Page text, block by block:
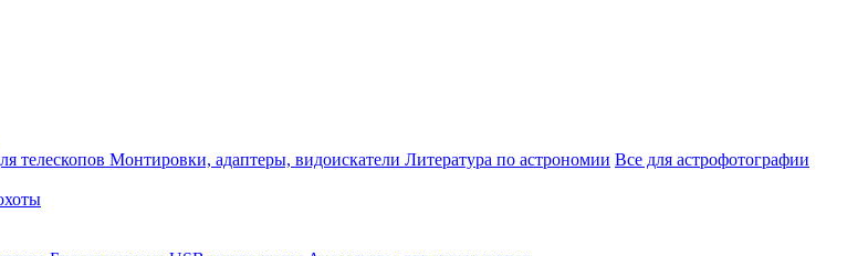
телескопов Монтировки, адаптеры, видоискатели Литература по астрономии Все для астрофотографии